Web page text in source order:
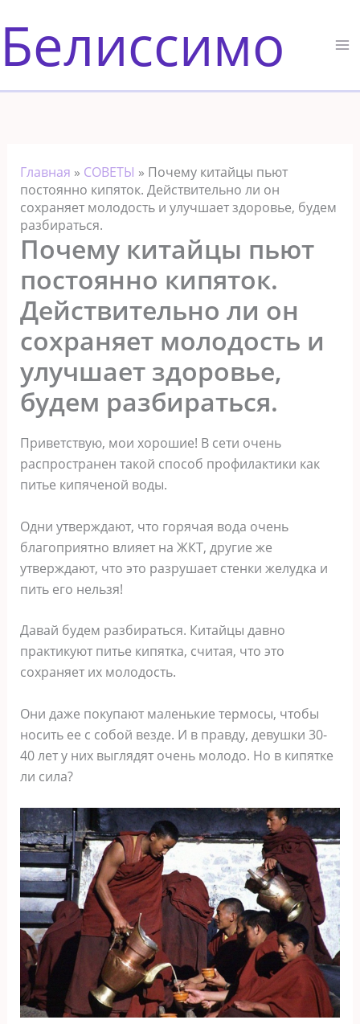
к
содержимому
Белиссимо
Главная » СОВЕТЫ » Почему китайцы пьют
постоянно кипяток. Действительно ли он
сохраняет молодость и улучшает здоровье, будем
разбираться.
Почему китайцы пьют
постоянно кипяток.
Действительно ли он
сохраняет молодость и
улучшает здоровье,
будем разбираться.
Приветствую, мои хорошие! В сети очень
распространен такой способ профилактики как
питье кипяченой воды.
Одни утверждают, что горячая вода очень
благоприятно влияет на ЖКТ, другие же
утверждают, что это разрушает стенки желудка и
пить его нельзя!
Давай будем разбираться. Китайцы давно
практикуют питье кипятка, считая, что это
сохраняет их молодость.
Они даже покупают маленькие термосы, чтобы
носить ее с собой везде. И в правду, девушки 30-
40 лет у них выглядят очень молодо. Но в кипятке
ли сила?